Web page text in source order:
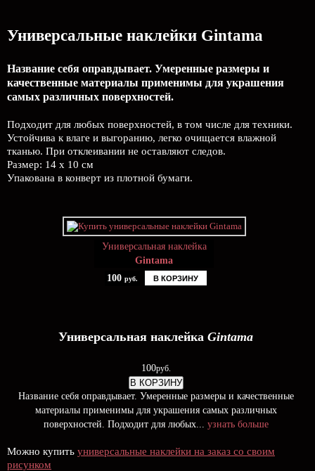
Универсальные наклейки Gintama
Название себя оправдывает. Умеренные размеры и
качественные материалы применимы для украшения
самых различных поверхностей.
Подходит для любых поверхностей, в том числе для техники.
Устойчива к влаге и выгоранию, легко очищается влажной
тканью. При отклеивании не оставляют следов.
Размер: 14 х 10 см
Упакована в конверт из плотной бумаги.
Универсальная наклейка
Gintama
100 руб. В КОРЗИНУ
Универсальная наклейка Gintama
100руб.
В КОРЗИНУ
Название себя оправдывает. Умеренные размеры и качественные
материалы применимы для украшения самых различных
поверхностей. Подходит для любых... узнать больше
Можно купить универсальные наклейки на заказ со своим
рисунком